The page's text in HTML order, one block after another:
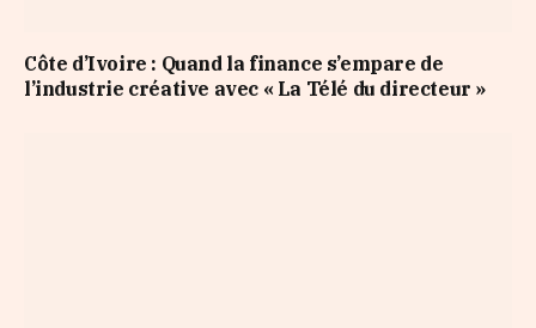
Côte d’Ivoire : Quand la finance s’empare de
l’industrie créative avec « La Télé du directeur »